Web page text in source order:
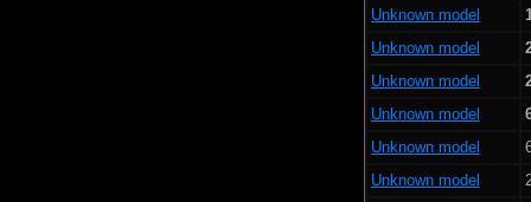
Unknown model
Unknown model
Unknown model
Unknown model
Unknown model
Unknown model